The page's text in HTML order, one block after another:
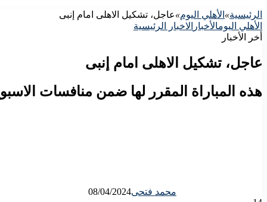
الرئيسية» الأهلي اليوم»عاجل، تشكيل الاهلى امام إنبى
الأهلي اليومالأخبار الاخبار الرئيسية
أخر الأخبار
عاجل، تشكيل الاهلى امام إنبى
هذه المباراة المقرر لها ضمن منافسات الاسبوع الـ 16 من عمر مسابقة الدورى العام، على ارية ملعب استاد
محمد فتحى08/04/2024